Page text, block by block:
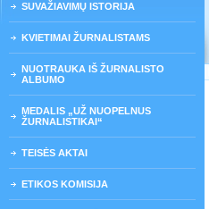
SUVAŽIAVIMŲ ISTORIJA
KVIETIMAI ŽURNALISTAMS
NUOTRAUKA IŠ ŽURNALISTO
ALBUMO
MEDALIS „UŽ NUOPELNUS
ŽURNALISTIKAI“
TEISĖS AKTAI
ETIKOS KOMISIJA